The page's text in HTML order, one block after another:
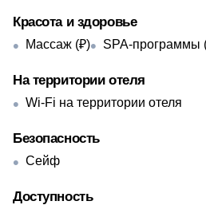
Красота и здоровье
Массаж (₽) SPA-программы
На территории отеля
Wi-Fi на территории отеля
Безопасность
Сейф
Доступность